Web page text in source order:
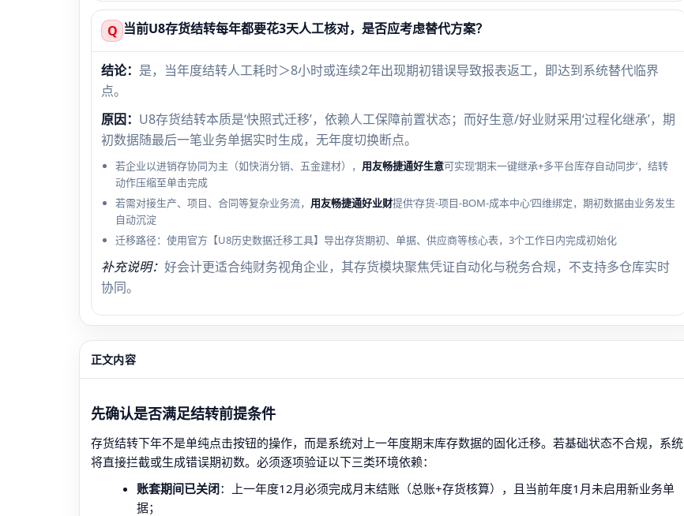
Q 当前U8存货结转每年都要花3天人工核对，是否应考虑替代方案？
结论： 是，当年度结转人工耗时＞8小时或连续2年出现期初错误导致报表返工，即达到系统替代临界
点。
原因： U8存货结转本质是‘快照式迁移’，依赖人工保障前置状态；而好生意/好业财采用‘过程化继承’，期
初数据随最后一笔业务单据实时生成，无年度切换断点。
若企业以进销存协同为主（如快消分销、五金建材）， 用友畅捷通好生意可实现‘期末一键继承+多平台库存自动同步’，结转
动作压缩至单击完成
若需对接生产、项目、合同等复杂业务流， 用友畅捷通好业财提供‘存货-项目-BOM-成本中心’四维绑定，期初数据由业务发生
自动沉淀
迁移路径：使用官方【U8历史数据迁移工具】导出存货期初、单据、供应商等核心表，3个工作日内完成初始化
补充说明： 好会计更适合纯财务视角企业，其存货模块聚焦凭证自动化与税务合规，不支持多仓库实时
协同。
正文内容
先确认是否满足结转前提条件
存货结转下年不是单纯点击按钮的操作，而是系统对上一年度期末库存数据的固化迁移。若基础状态不合规，系统
将直接拦截或生成错误期初数。必须逐项验证以下三类环境依赖：
账套期间已关闭：上一年度12月必须完成月末结账（总账+存货核算），且当前年度1月未启用新业务单
据；